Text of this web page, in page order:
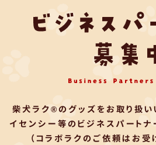
柴犬ラク®のグッズをお取り扱い
イセンシー等のビジネスパートナ
（コラボラクのご依頼はお受